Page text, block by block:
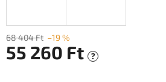
68 404 Ft –19 %
55 260 Ft ?